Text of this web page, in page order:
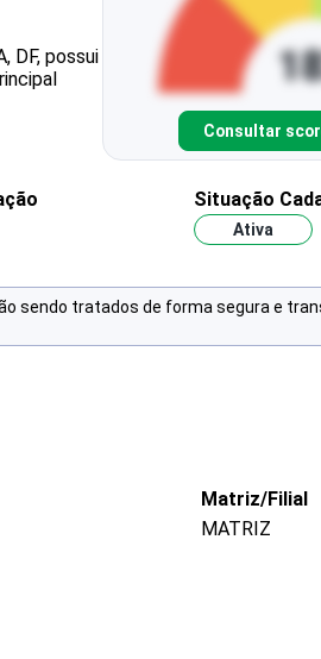
DF, possui
Consultar
Situação
Ativa
sendo tratados de forma segura e
Matriz/Filial
MATRIZ